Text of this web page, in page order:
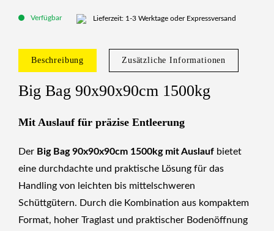
Verfügbar Lieferzeit: 1-3 Werktage oder Expressversand
Beschreibung Zusätzliche Informationen
Big Bag 90x90x90cm 1500kg
Mit Auslauf für präzise Entleerung
Der Big Bag 90x90x90cm 1500kg mit Auslauf bietet
eine durchdachte und praktische Lösung für das
Handling von leichten bis mittelschweren
Schüttgütern. Durch die Kombination aus kompaktem
Format, hoher Traglast und praktischer Bodenöffnung